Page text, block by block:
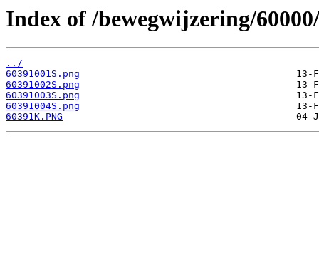
Index of /bewegwijzering/
../
60391001S.png
60391002S.png
60391003S.png
60391004S.png
60391K.PNG